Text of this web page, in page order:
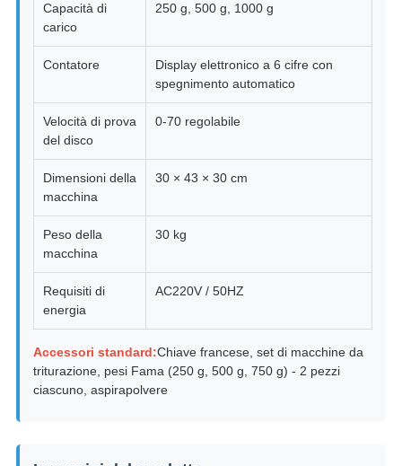
Capacità di
carico
250 g, 500 g, 1000 g
Contatore
Display elettronico a 6 cifre con
spegnimento automatico
Velocità di prova
del disco
0-70 regolabile
Dimensioni della
macchina
30 × 43 × 30 cm
Peso della
macchina
30 kg
Requisiti di
energia
AC220V / 50HZ
Accessori standard:Chiave francese, set di macchine da
triturazione, pesi Fama (250 g, 500 g, 750 g) - 2 pezzi
ciascuno, aspirapolvere